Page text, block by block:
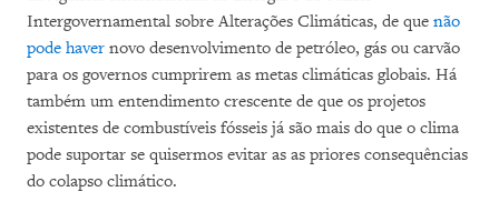
Intergovernamental sobre Alterações Climáticas, de que não
pode haver novo desenvolvimento de petróleo, gás ou carvão
para os governos cumprirem as metas climáticas globais. Há
também um entendimento crescente de que os projetos
existentes de combustíveis fósseis já são mais do que o clima
pode suportar se quisermos evitar as as priores consequências
do colapso climático.